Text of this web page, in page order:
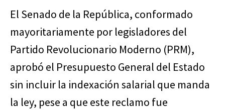
El Senado de la República, conformado
mayoritariamente por legisladores del
Partido Revolucionario Moderno (PRM),
aprobó el Presupuesto General del Estado
sin incluir la indexación salarial que manda
la ley, pese a que este reclamo fue